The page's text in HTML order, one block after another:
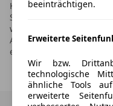
Kraftstoffverbrauch, die
Stromverbrauch neuer
werden, der an allen
Automobil Treuhand
erhältlich ist.
beeinträchtigen.
Erweiterte
Wir bzw.
technologische
ähnliche Tools
erweiterte